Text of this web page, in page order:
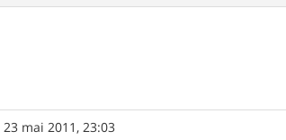
23 mai 2011, 23:03